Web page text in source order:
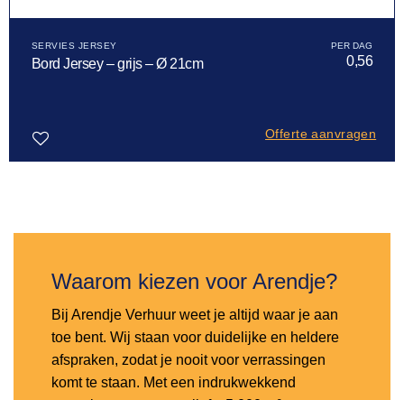
SERVIES JERSEY
Bord Jersey – grijs – Ø 21cm 0,56
Offerte aanvragen
Waarom kiezen voor Arendje?
Bij Arendje Verhuur weet je altijd waar je aan
toe bent. Wij staan voor duidelijke en heldere
afspraken, zodat je nooit voor verrassingen
komt te staan. Met een indrukwekkend